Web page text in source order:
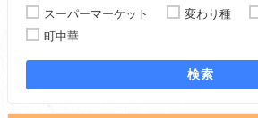
スーパーマーケット
変わり種
町中華
検索